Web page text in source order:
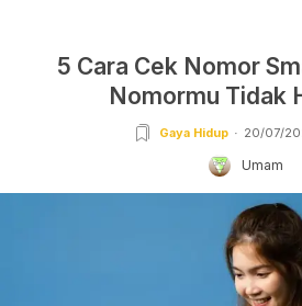
5 Cara Cek Nomor
Nomormu Tidak
Gaya Hidup 20/07/
Umam